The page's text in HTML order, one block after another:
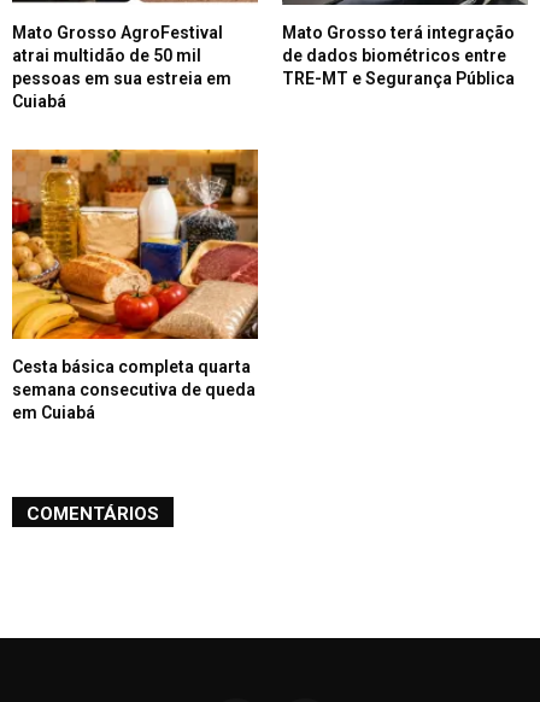
Mato Grosso AgroFestival
atrai multidão de 50 mil
pessoas em sua estreia em
Cuiabá
Mato Grosso terá integração
de dados biométricos entre
TRE-MT e Segurança Pública
Cesta básica completa quarta
semana consecutiva de queda
em Cuiabá
COMENTÁRIOS